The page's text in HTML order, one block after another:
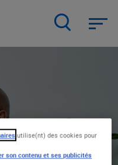
utilise(nt) des cookies pour
son contenu et ses publicités